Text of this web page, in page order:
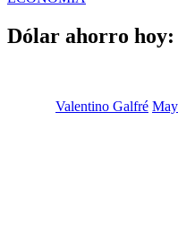
Dólar ahorro hoy:
Valentino Galfré